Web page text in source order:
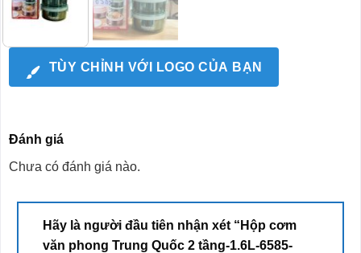
TÙY CHỈNH VỚI LOGO CỦA BẠN
Đánh giá
Chưa có đánh giá nào.
Hãy là người đầu tiên nhận xét “Hộp cơm
văn phong Trung Quốc 2 tầng-1.6L-6585-